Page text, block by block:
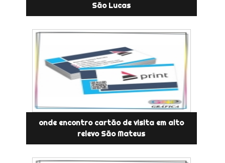
São Lucas
onde encontro cartão de visita em alto
relevo São Mateus